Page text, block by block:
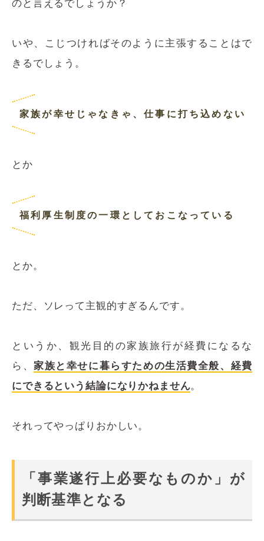
のと言えるでしょうか？
いや、こじつければそのように主張することはで
きるでしょう。
家族が幸せじゃなきゃ、仕事に打ち込めない
とか
福利厚生制度の一環としておこなっている
とか。
ただ、ソレって主観的すぎるんです。
というか、観光目的の家族旅行が経費になるな
ら、家族と幸せに暮らすための生活費全般、経費
にできるという結論になりかねません。
それってやっぱりおかしい。
「事業遂行上必要なものか」が
判断基準となる